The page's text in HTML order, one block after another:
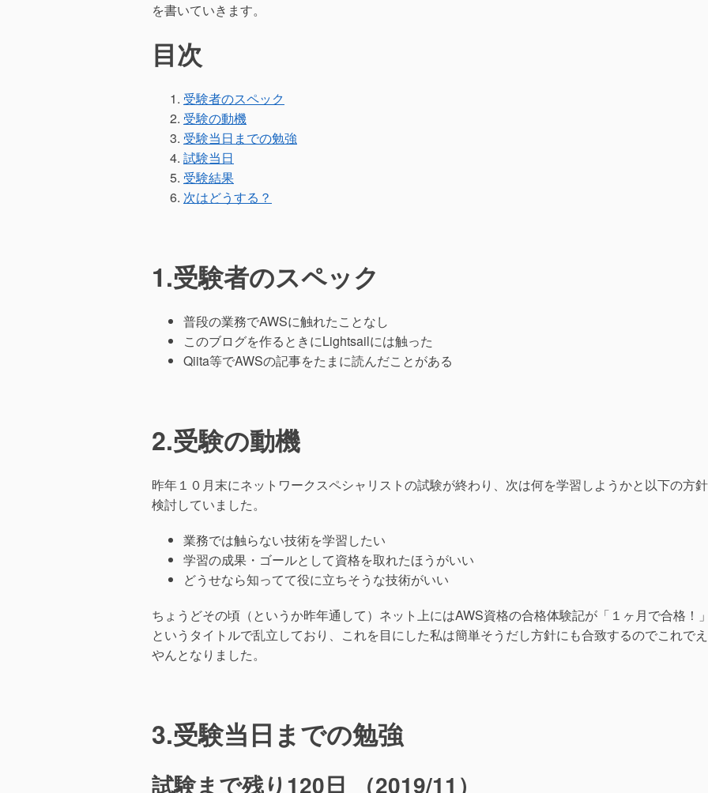
を書いていきます。
目次
受験者のスペック
受験の動機
受験当日までの勉強
試験当日
受験結果
次はどうする？
1.受験者のスペック
普段の業務でAWSに触れたことなし
このブログを作るときにLightsailには触った
Qiita等でAWSの記事をたまに読んだことがある
2.受験の動機
昨年１０月末にネットワークスペシャリストの試験が終わり、次は何を学習しようかと以下の方
検討していました。
業務では触らない技術を学習したい
学習の成果・ゴールとして資格を取れたほうがいい
どうせなら知ってて役に立ちそうな技術がいい
ちょうどその頃（というか昨年通して）ネット上にはAWS資格の合格体験記が「１ヶ月で合格！」
というタイトルで乱立しており、これを目にした私は簡単そうだし方針にも合致するのでこれでえ
やんとなりました。
3.受験当日までの勉強
試験まで残り120日 （2019/11）